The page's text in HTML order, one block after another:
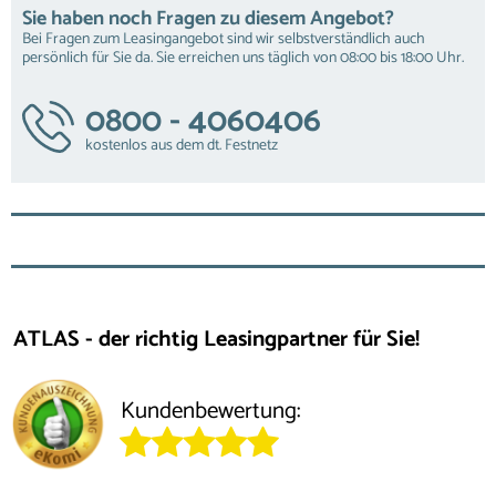
Sie haben noch Fragen zu diesem Angebot?
Bei Fragen zum Leasingangebot sind wir selbstverständlich auch
persönlich für Sie da. Sie erreichen uns täglich von 08:00 bis 18:00 Uhr.
0800 - 4060406
kostenlos aus dem dt. Festnetz
ATLAS - der richtig Leasingpartner für Sie!
Kundenbewertung: